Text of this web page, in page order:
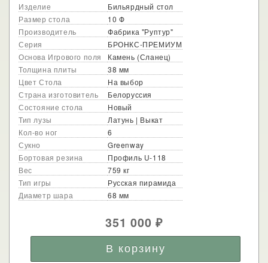
Изделие
Бильярдный стол
Размер стола
10 Ф
Производитель
Фабрика "Руптур"
Серия
БРОНКС-ПРЕМИУМ
Основа Игрового поля
Камень (Сланец)
Толщина плиты
38 мм
Цвет Стола
На выбор
Страна изготовитель
Белоруссия
Состояние стола
Новый
Тип лузы
Латунь | Выкат
Кол-во ног
6
Сукно
Greenway
Бортовая резина
Профиль U-118
Вес
759 кг
Тип игры
Русская пирамида
Диаметр шара
68 мм
351 000₽